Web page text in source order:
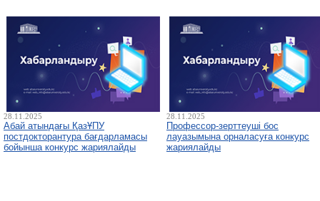
28.11.2025
Абай атындағы ҚазҰПУ
постдокторантура бағдарламасы
бойынша конкурс жариялайды
28.11.2025
Профессор-зерттеуші бос
лауазымына орналасуға конкурс
жариялайды